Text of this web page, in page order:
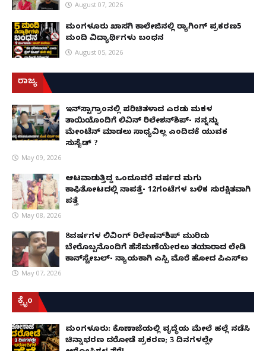
August 07, 2026
ಮಂಗಳೂರು ಖಾಸಗಿ ಕಾಲೇಜಿನಲ್ಲಿ ರ‌್ಯಾಗಿಂಗ್ ಪ್ರಕರಣ5
ಮಂದಿ ವಿದ್ಯಾರ್ಥಿಗಳು ಬಂಧನ
August 05, 2026
ರಾಜ್ಯ
ಇನ್​ಸ್ಟಾಗ್ರಾಂನಲ್ಲಿ ಪರಿಚಿತಳಾದ ಎರಡು ಮಕ್ಕಳ
ತಾಯಿಯೊಂದಿಗೆ ಲಿವಿನ್ ರಿಲೇಶನ್​ಶಿಪ್- ನನ್ನನ್ನು
ಮೇಂಟೆನ್ ಮಾಡಲು ಸಾಧ್ಯವಿಲ್ಲ ಎಂದಿದಕ್ಕೆ ಯುವಕ
ಸುಸೈಡ್ ?
May 09, 2026
ಆಟವಾಡುತ್ತಿದ್ದ ಒಂದೂವರೆ ವರ್ಷದ ಮಗು
ಕಾಫಿತೋಟದಲ್ಲಿ ನಾಪತ್ತೆ- 12ಗಂಟೆಗಳ ಬಳಿಕ ಸುರಕ್ಷಿತವಾಗಿ
ಪತ್ತೆ
May 08, 2026
8ವರ್ಷಗಳ ಲಿವಿಂಗ್‌ ರಿಲೇಷನ್‌ಶಿಪ್ ಮುರಿದು
ಬೇರೊಬ್ಬನೊಂದಿಗೆ ಹೆಸೆಮಣೆಯೇರಲು ತಯಾರಾದ ಲೇಡಿ
ಕಾನ್‌ಸ್ಟೇಬಲ್- ನ್ಯಾಯಕ್ಕಾಗಿ ಎಸ್ಪಿ ಮೊರೆ ಹೋದ ಪಿಎಸ್ಐ
May 07, 2026
ಕ್ರೈಂ
ಮಂಗಳೂರು: ಕೊಣಾಜೆಯಲ್ಲಿ ವೃದ್ಧೆಯ ಮೇಲೆ ಹಲ್ಲೆ ನಡೆಸಿ
ಚಿನ್ನಾಭರಣ ದರೋಡೆ ಪ್ರಕರಣ; 3 ದಿನಗಳಲ್ಲೇ